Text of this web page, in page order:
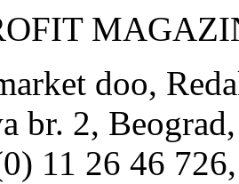
doo,
br. 2,
11 26 46